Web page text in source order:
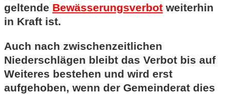
geltende Bewässerungsverbot weiterhin
in Kraft ist.
Auch nach zwischenzeitlichen
Niederschlägen bleibt das Verbot bis auf
Weiteres bestehen und wird erst
aufgehoben, wenn der Gemeinderat dies